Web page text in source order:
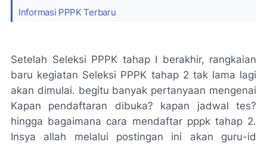
Informasi PPPK Terbaru
Setelah Seleksi PPPK tahap I berakhir, rangkaian
baru kegiatan Seleksi PPPK tahap 2 tak lama lagi
akan dimulai. begitu banyak pertanyaan mengenai
Kapan pendaftaran dibuka? kapan jadwal tes?
hingga bagaimana cara mendaftar pppk tahap 2.
Insya allah melalui postingan ini akan guru-id